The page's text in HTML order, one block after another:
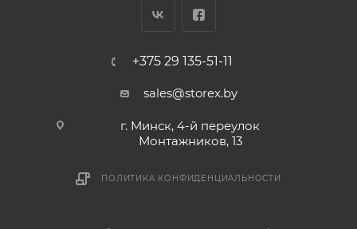
+375 29 135-51-11
sales@storex.by
г. Минск, 4-й переулок
Монтажников, 13
ПОЛИТИКА КОНФИДЕНЦИАЛЬНОСТИ